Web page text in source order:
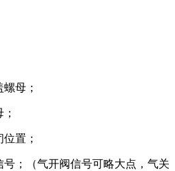
母；
置；
；（气开阀信号可略大点，气关